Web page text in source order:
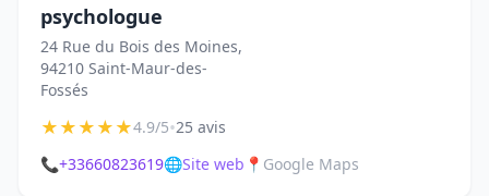
psychologue
24 Rue du Bois des Moines,
94210 Saint-Maur-des-
Fossés
★★★★★4.9/5•25 avis
📞+33660823619🌐Site web 📍 Google Maps